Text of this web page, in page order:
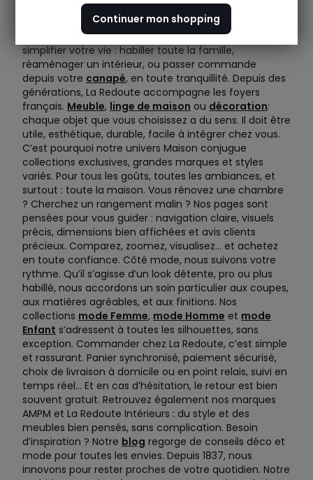
votre quotidien mérite plus de fluidité, de confort, et
surtout, qu’il vous ressemble. Notre promesse ? Vous
proposer idées, produits et services pensés pour
simplifier votre vie : habiller toute la famille,
réaménager un intérieur, ou passer commande
depuis votre canapé, en toute tranquillité. Depuis des
générations, La Redoute accompagne les foyers
français. Meuble, linge de maison ou décoration:
chaque objet que vous choisissez a du sens. Il doit être
utile, esthétique, durable, facile à intégrer chez vous.
C’est pourquoi notre univers Maison conjugue
collections exclusives, grandes marques et styles
variés. Pour tous les goûts, toutes les ambiances, et
surtout : toute la maison. Vous rénovez une chambre
? Cherchez un rangement malin ? Nos pages sont
pensées pour vous guider : navigation claire, visuels
précis, dimensions bien affichées et avis clients
précieux. Comparez, zoomez, visualisez… et achetez
en toute confiance. Côté mode, nous suivons votre
rythme. Qu’il s’agisse d’un look détente, pro ou plus
habillé, nous accordons un soin particulier aux coupes,
aux matières agréables, et aux finitions. Nos
collections mode Femme, mode Homme et mode
Enfant s’adressent à toutes les silhouettes, sans
exception. Commander chez La Redoute, c’est simple
et rassurant. Panier synchronisé, paiement sécurisé,
choix de livraison à domicile ou en point relais, suivi en
temps réel… Et en cas d’hésitation, le retour est bien
souvent gratuit. Retrouvez également nos marques
AMPM et La Redoute Intérieurs : du style et des
meubles bien pensés, sans complication. Besoin
d’inspiration ? Notre blog regorge de conseils déco et
mode pour toutes les envies. Depuis 1837, nous
innovons pour rester proches de votre quotidien. Notre
Continuer mon shopping